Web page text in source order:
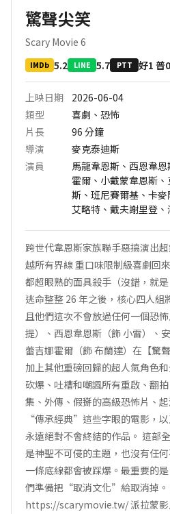
驚聲尖笑
Scary Movie 6
IMDb 5.2 LINE 5.7 PTT 好1 普
上映日期
2026-06-04
類型
喜劇、恐怖
片長
96 分鐘
導演
麥克泰迪斯
演員
馬龍韋恩斯、西恩韋
霍爾、小戴蒙韋恩斯
斯、班尼賽爾基、卡
艾略特、戴夫謝里登
跨世代韋恩斯家族聯手惡搞演出
越所有界線 重口味限制級喜劇回
都超眼熟的面具殺手（沒錯，就
逃命整整 26 年之後，核心四人
且他們這次不會放過任何一個恐
提）、西恩韋恩斯（飾 小雷）、
蕾吉娜霍爾（飾 布蘭達）在【驚
加上其他重磅回歸的超人氣角色
砍爆、吐槽和嘲諷所有重啟、翻
集、外傳、假掰的高級恐怖片、
“傳承經典”這些字眼的電影，
永遠絕對不會終結的作品。 這部
是神聖不可侵的主題，也沒有任
一條底線都會被踩爆。最重要的
們準備把“取消文化”給取消掉。
https://scarymovie.tw/ 派拉蒙影